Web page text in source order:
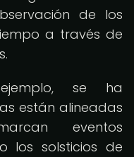
de los
a través de
se ha
están alineadas
eventos
los solsticios de